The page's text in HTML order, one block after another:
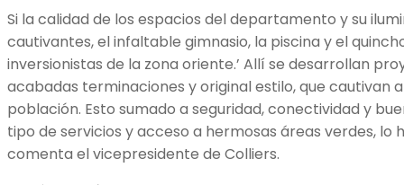
Si la calidad de los espacios del departamento y su
cautivantes, el infaltable gimnasio, la piscina y el
inversionistas de la zona oriente.’ Allí se desarrollan
acabadas terminaciones y original estilo, que cautivan
población. Esto sumado a seguridad, conectividad y
tipo de servicios y acceso a hermosas áreas verdes, lo
comenta el vicepresidente de Colliers.